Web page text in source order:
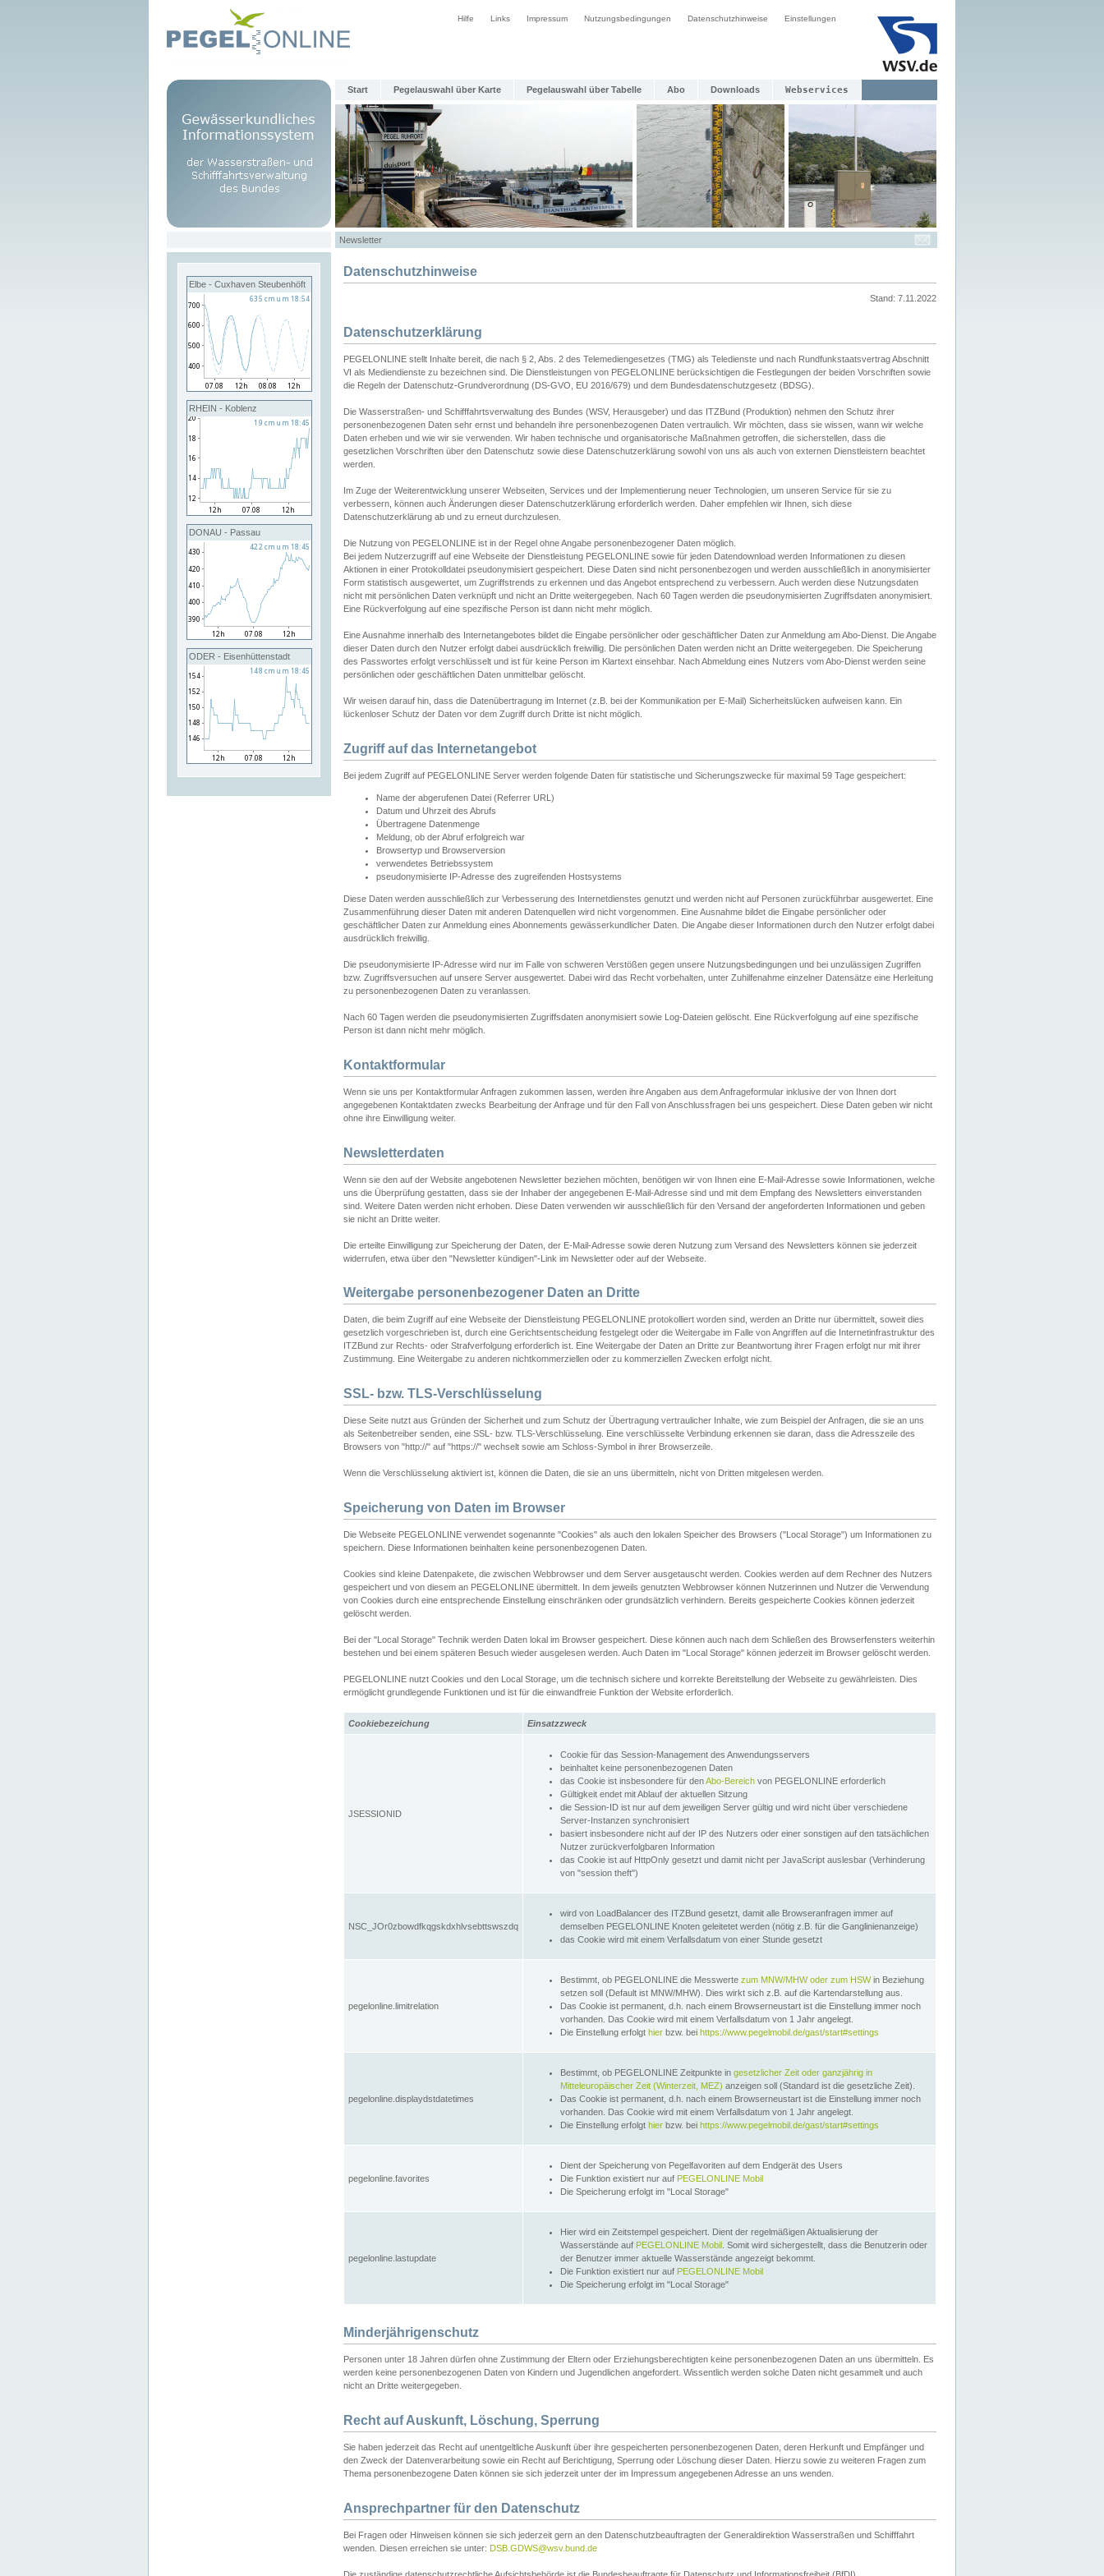
Hilfe Links Impressum Nutzungsbedingungen Datenschutzhinweise Einstellungen
Start Pegelauswahl über Karte Pegelauswahl über Tabelle Abo Downloads Webservices
Newsletter
Elbe - Cuxhaven Steubenhöft
RHEIN - Koblenz
DONAU - Passau
ODER - Eisenhüttenstadt
Datenschutzhinweise
Stand: 7.11.2022
Datenschutzerklärung
PEGELONLINE stellt Inhalte bereit, die nach § 2, Abs. 2 des Telemediengesetzes (TMG) als Teledienste und nach Rundfunkstaatsvertrag Abschnitt
VI als Mediendienste zu bezeichnen sind. Die Dienstleistungen von PEGELONLINE berücksichtigen die Festlegungen der beiden Vorschriften sowie
die Regeln der Datenschutz-Grundverordnung (DS-GVO, EU 2016/679) und dem Bundesdatenschutzgesetz (BDSG).
Die Wasserstraßen- und Schifffahrtsverwaltung des Bundes (WSV, Herausgeber) und das ITZBund (Produktion) nehmen den Schutz ihrer
personenbezogenen Daten sehr ernst und behandeln ihre personenbezogenen Daten vertraulich. Wir möchten, dass sie wissen, wann wir welche
Daten erheben und wie wir sie verwenden. Wir haben technische und organisatorische Maßnahmen getroffen, die sicherstellen, dass die
gesetzlichen Vorschriften über den Datenschutz sowie diese Datenschutzerklärung sowohl von uns als auch von externen Dienstleistern beachtet
werden.
Im Zuge der Weiterentwicklung unserer Webseiten, Services und der Implementierung neuer Technologien, um unseren Service für sie zu
verbessern, können auch Änderungen dieser Datenschutzerklärung erforderlich werden. Daher empfehlen wir Ihnen, sich diese
Datenschutzerklärung ab und zu erneut durchzulesen.
Die Nutzung von PEGELONLINE ist in der Regel ohne Angabe personenbezogener Daten möglich.
Bei jedem Nutzerzugriff auf eine Webseite der Dienstleistung PEGELONLINE sowie für jeden Datendownload werden Informationen zu diesen
Aktionen in einer Protokolldatei pseudonymisiert gespeichert. Diese Daten sind nicht personenbezogen und werden ausschließlich in anonymisierter
Form statistisch ausgewertet, um Zugriffstrends zu erkennen und das Angebot entsprechend zu verbessern. Auch werden diese Nutzungsdaten
nicht mit persönlichen Daten verknüpft und nicht an Dritte weitergegeben. Nach 60 Tagen werden die pseudonymisierten Zugriffsdaten anonymisiert.
Eine Rückverfolgung auf eine spezifische Person ist dann nicht mehr möglich.
Eine Ausnahme innerhalb des Internetangebotes bildet die Eingabe persönlicher oder geschäftlicher Daten zur Anmeldung am Abo-Dienst. Die Angabe
dieser Daten durch den Nutzer erfolgt dabei ausdrücklich freiwillig. Die persönlichen Daten werden nicht an Dritte weitergegeben. Die Speicherung
des Passwortes erfolgt verschlüsselt und ist für keine Person im Klartext einsehbar. Nach Abmeldung eines Nutzers vom Abo-Dienst werden seine
persönlichen oder geschäftlichen Daten unmittelbar gelöscht.
Wir weisen darauf hin, dass die Datenübertragung im Internet (z.B. bei der Kommunikation per E-Mail) Sicherheitslücken aufweisen kann. Ein
lückenloser Schutz der Daten vor dem Zugriff durch Dritte ist nicht möglich.
Zugriff auf das Internetangebot
Bei jedem Zugriff auf PEGELONLINE Server werden folgende Daten für statistische und Sicherungszwecke für maximal 59 Tage gespeichert:
Name der abgerufenen Datei (Referrer URL)
Datum und Uhrzeit des Abrufs
Übertragene Datenmenge
Meldung, ob der Abruf erfolgreich war
Browsertyp und Browserversion
verwendetes Betriebssystem
pseudonymisierte IP-Adresse des zugreifenden Hostsystems
Diese Daten werden ausschließlich zur Verbesserung des Internetdienstes genutzt und werden nicht auf Personen zurückführbar ausgewertet. Eine
Zusammenführung dieser Daten mit anderen Datenquellen wird nicht vorgenommen. Eine Ausnahme bildet die Eingabe persönlicher oder
geschäftlicher Daten zur Anmeldung eines Abonnements gewässerkundlicher Daten. Die Angabe dieser Informationen durch den Nutzer erfolgt dabei
ausdrücklich freiwillig.
Die pseudonymisierte IP-Adresse wird nur im Falle von schweren Verstößen gegen unsere Nutzungsbedingungen und bei unzulässigen Zugriffen
bzw. Zugriffsversuchen auf unsere Server ausgewertet. Dabei wird das Recht vorbehalten, unter Zuhilfenahme einzelner Datensätze eine Herleitung
zu personenbezogenen Daten zu veranlassen.
Nach 60 Tagen werden die pseudonymisierten Zugriffsdaten anonymisiert sowie Log-Dateien gelöscht. Eine Rückverfolgung auf eine spezifische
Person ist dann nicht mehr möglich.
Kontaktformular
Wenn sie uns per Kontaktformular Anfragen zukommen lassen, werden ihre Angaben aus dem Anfrageformular inklusive der von Ihnen dort
angegebenen Kontaktdaten zwecks Bearbeitung der Anfrage und für den Fall von Anschlussfragen bei uns gespeichert. Diese Daten geben wir nicht
ohne ihre Einwilligung weiter.
Newsletterdaten
Wenn sie den auf der Website angebotenen Newsletter beziehen möchten, benötigen wir von Ihnen eine E-Mail-Adresse sowie Informationen, welche
uns die Überprüfung gestatten, dass sie der Inhaber der angegebenen E-Mail-Adresse sind und mit dem Empfang des Newsletters einverstanden
sind. Weitere Daten werden nicht erhoben. Diese Daten verwenden wir ausschließlich für den Versand der angeforderten Informationen und geben
sie nicht an Dritte weiter.
Die erteilte Einwilligung zur Speicherung der Daten, der E-Mail-Adresse sowie deren Nutzung zum Versand des Newsletters können sie jederzeit
widerrufen, etwa über den "Newsletter kündigen"-Link im Newsletter oder auf der Webseite.
Weitergabe personenbezogener Daten an Dritte
Daten, die beim Zugriff auf eine Webseite der Dienstleistung PEGELONLINE protokolliert worden sind, werden an Dritte nur übermittelt, soweit dies
gesetzlich vorgeschrieben ist, durch eine Gerichtsentscheidung festgelegt oder die Weitergabe im Falle von Angriffen auf die Internetinfrastruktur des
ITZBund zur Rechts- oder Strafverfolgung erforderlich ist. Eine Weitergabe der Daten an Dritte zur Beantwortung ihrer Fragen erfolgt nur mit ihrer
Zustimmung. Eine Weitergabe zu anderen nichtkommerziellen oder zu kommerziellen Zwecken erfolgt nicht.
SSL- bzw. TLS-Verschlüsselung
Diese Seite nutzt aus Gründen der Sicherheit und zum Schutz der Übertragung vertraulicher Inhalte, wie zum Beispiel der Anfragen, die sie an uns
als Seitenbetreiber senden, eine SSL- bzw. TLS-Verschlüsselung. Eine verschlüsselte Verbindung erkennen sie daran, dass die Adresszeile des
Browsers von "http://" auf "https://" wechselt sowie am Schloss-Symbol in ihrer Browserzeile.
Wenn die Verschlüsselung aktiviert ist, können die Daten, die sie an uns übermitteln, nicht von Dritten mitgelesen werden.
Speicherung von Daten im Browser
Die Webseite PEGELONLINE verwendet sogenannte "Cookies" als auch den lokalen Speicher des Browsers ("Local Storage") um Informationen zu
speichern. Diese Informationen beinhalten keine personenbezogenen Daten.
Cookies sind kleine Datenpakete, die zwischen Webbrowser und dem Server ausgetauscht werden. Cookies werden auf dem Rechner des Nutzers
gespeichert und von diesem an PEGELONLINE übermittelt. In dem jeweils genutzten Webbrowser können Nutzerinnen und Nutzer die Verwendung
von Cookies durch eine entsprechende Einstellung einschränken oder grundsätzlich verhindern. Bereits gespeicherte Cookies können jederzeit
gelöscht werden.
Bei der "Local Storage" Technik werden Daten lokal im Browser gespeichert. Diese können auch nach dem Schließen des Browserfensters weiterhin
bestehen und bei einem späteren Besuch wieder ausgelesen werden. Auch Daten im "Local Storage" können jederzeit im Browser gelöscht werden.
PEGELONLINE nutzt Cookies und den Local Storage, um die technisch sichere und korrekte Bereitstellung der Webseite zu gewährleisten. Dies
ermöglicht grundlegende Funktionen und ist für die einwandfreie Funktion der Website erforderlich.
Cookiebezeichung Einsatzzweck
JSESSIONID
Cookie für das Session-Management des Anwendungsservers
beinhaltet keine personenbezogenen Daten
das Cookie ist insbesondere für denAbo-Bereich von PEGELONLINE erforderlich
Gültigkeit endet mit Ablauf der aktuellen Sitzung
die Session-ID ist nur auf dem jeweiligen Server gültig und wird nicht über verschiedene
Server-Instanzen synchronisiert
basiert insbesondere nicht auf der IP des Nutzers oder einer sonstigen auf den tatsächlichen
Nutzer zurückverfolgbaren Information
das Cookie ist auf HttpOnly gesetzt und damit nicht per JavaScript auslesbar (Verhinderung
von "session theft")
NSC_JOr0zbowdfkqgskdxhlvsebttswszdq
wird von LoadBalancer des ITZBund gesetzt, damit alle Browseranfragen immer auf
demselben PEGELONLINE Knoten geleitetet werden (nötig z.B. für die Ganglinienanzeige)
das Cookie wird mit einem Verfallsdatum von einer Stunde gesetzt
pegelonline.limitrelation
Bestimmt, ob PEGELONLINE die Messwerte zum MNW/MHW oder zum HSWin Beziehung
setzen soll (Default ist MNW/MHW). Dies wirkt sich z.B. auf die Kartendarstellung aus.
Das Cookie ist permanent, d.h. nach einem Browserneustart ist die Einstellung immer noch
vorhanden. Das Cookie wird mit einem Verfallsdatum von 1 Jahr angelegt.
Die Einstellung erfolgt hier bzw. bei https://www.pegelmobil.de/gast/start#settings
pegelonline.displaydstdatetimes
Bestimmt, ob PEGELONLINE Zeitpunkte in gesetzlicher Zeit oder ganzjährig in
Mitteleuropäischer Zeit (Winterzeit, MEZ) anzeigen soll (Standard ist die gesetzliche Zeit).
Das Cookie ist permanent, d.h. nach einem Browserneustart ist die Einstellung immer noch
vorhanden. Das Cookie wird mit einem Verfallsdatum von 1 Jahr angelegt.
Die Einstellung erfolgt hier bzw. bei https://www.pegelmobil.de/gast/start#settings
pegelonline.favorites
Dient der Speicherung von Pegelfavoriten auf dem Endgerät des Users
Die Funktion existiert nur auf PEGELONLINE Mobil
Die Speicherung erfolgt im "Local Storage"
pegelonline.lastupdate
Hier wird ein Zeitstempel gespeichert. Dient der regelmäßigen Aktualisierung der
Wasserstände auf PEGELONLINE Mobil . Somit wird sichergestellt, dass die Benutzerin oder
der Benutzer immer aktuelle Wasserstände angezeigt bekommt.
Die Funktion existiert nur auf PEGELONLINE Mobil
Die Speicherung erfolgt im "Local Storage"
Minderjährigenschutz
Personen unter 18 Jahren dürfen ohne Zustimmung der Eltern oder Erziehungsberechtigten keine personenbezogenen Daten an uns übermitteln. Es
werden keine personenbezogenen Daten von Kindern und Jugendlichen angefordert. Wissentlich werden solche Daten nicht gesammelt und auch
nicht an Dritte weitergegeben.
Recht auf Auskunft, Löschung, Sperrung
Sie haben jederzeit das Recht auf unentgeltliche Auskunft über ihre gespeicherten personenbezogenen Daten, deren Herkunft und Empfänger und
den Zweck der Datenverarbeitung sowie ein Recht auf Berichtigung, Sperrung oder Löschung dieser Daten. Hierzu sowie zu weiteren Fragen zum
Thema personenbezogene Daten können sie sich jederzeit unter der im Impressum angegebenen Adresse an uns wenden.
Ansprechpartner für den Datenschutz
Bei Fragen oder Hinweisen können sie sich jederzeit gern an den Datenschutzbeauftragten der Generaldirektion Wasserstraßen und Schifffahrt
wenden. Diesen erreichen sie unter: DSB.GDWS@wsv.bund.de